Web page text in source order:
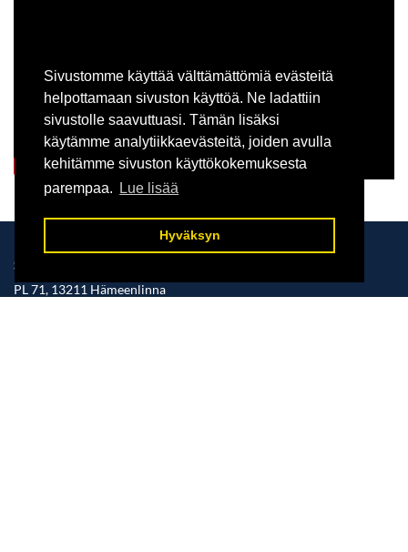
Sivustomme käyttää välttämättömiä evästeitä
helpottamaan sivuston käyttöä. Ne ladattiin
sivustolle saavuttuasi. Tämän lisäksi
käytämme analytiikkaevästeitä, joiden avulla
kehitämme sivuston käyttökokemuksesta
parempaa.
Lue lisää
Hyväksyn
SÄÄKSISÄÄTIÖ - FINNISH OSPREY FOUNDATION
PL 71, 13211 Hämeenlinna